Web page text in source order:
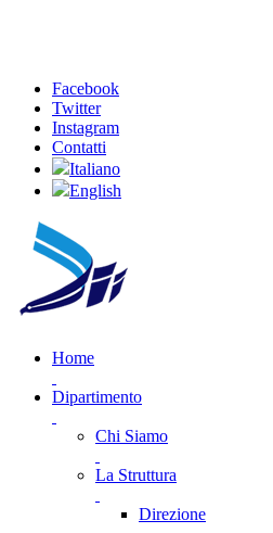
Facebook
Twitter
Instagram
Contatti
Italiano
English
Home
Dipartimento
Chi Siamo
La Struttura
Direzione